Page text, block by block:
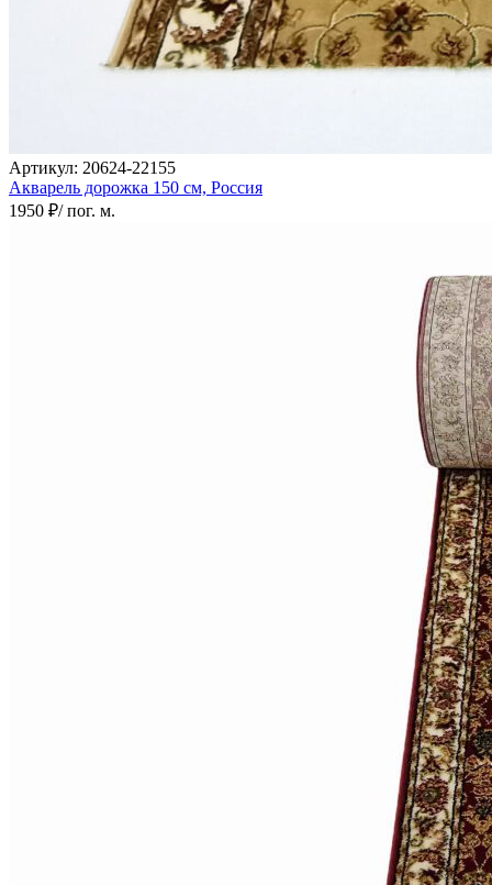
Артикул: 20624-22155
Акварель дорожка 150 см, Россия
1950 ₽/ пог. м.